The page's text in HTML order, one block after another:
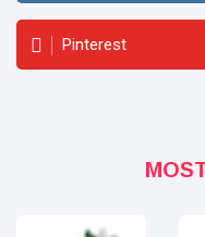
Pinterest